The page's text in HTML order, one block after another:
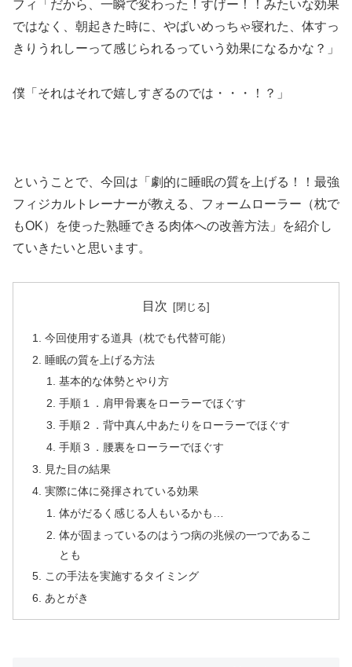
フィ「だから、一瞬で変わった！すげー！！みたいな効果
ではなく、朝起きた時に、やばいめっちゃ寝れた、体すっ
きりうれしーって感じられるっていう効果になるかな？」
僕「それはそれで嬉しすぎるのでは・・・！？」
ということで、今回は「劇的に睡眠の質を上げる！！最強
フィジカルトレーナーが教える、フォームローラー（枕で
もOK）を使った熟睡できる肉体への改善方法」を紹介し
ていきたいと思います。
目次
今回使用する道具（枕でも代替可能）
睡眠の質を上げる方法
基本的な体勢とやり方
手順１．肩甲骨裏をローラーでほぐす
手順２．背中真ん中あたりをローラーでほぐす
手順３．腰裏をローラーでほぐす
見た目の結果
実際に体に発揮されている効果
体がだるく感じる人もいるかも…
体が固まっているのはうつ病の兆候の一つであるこ
とも
この手法を実施するタイミング
あとがき